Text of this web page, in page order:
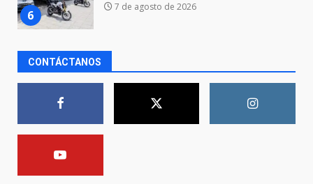
7
6 de agosto de 2026
8 de agosto de 2026
CONTÁCTANOS